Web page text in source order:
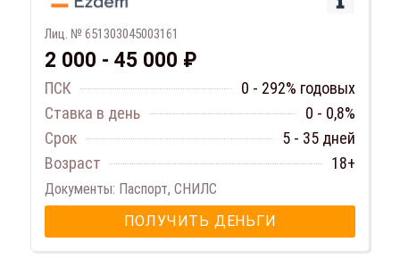
Лиц. № 651303045003161
2 000 - 45 000 ₽
ПСК
0 - 292% годовых
Ставка в день
0 - 0,8%
Срок
5 - 35 дней
Возраст
18+
Документы: Паспорт, СНИЛС
ПОЛУЧИТЬ ДЕНЬГИ